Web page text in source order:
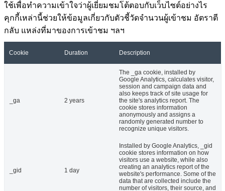
ใช้เพื่อทำความเข้าใจว่าผู้เยี่ยมชมโต้ตอบกับเว็บไซต์อย่างไร
คุกกี้เหล่านี้ช่วยให้ข้อมูลเกี่ยวกับตัวชี้วัดจำนวนผู้เข้าชม อัตราตี
กลับ แหล่งที่มาของการเข้าชม ฯลฯ
Cookie Duration Description
_ga 2 years
The _ga cookie, installed by
Google Analytics, calculates visitor,
session and campaign data and
also keeps track of site usage for
the site's analytics report. The
cookie stores information
anonymously and assigns a
randomly generated number to
recognize unique visitors.
_gid 1 day
Installed by Google Analytics, _gid
cookie stores information on how
visitors use a website, while also
creating an analytics report of the
website's performance. Some of the
data that are collected include the
number of visitors, their source, and